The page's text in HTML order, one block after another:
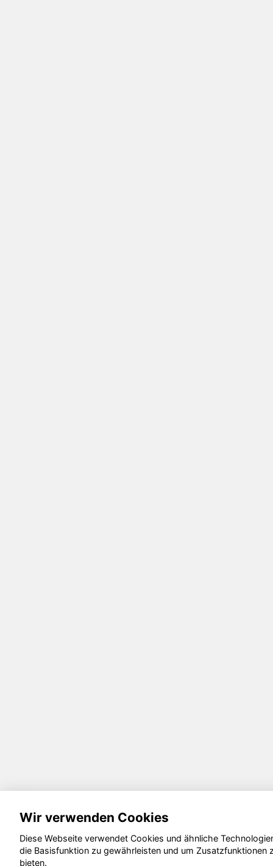
Wir verwenden Cookies
Diese Webseite verwendet Cookies und ähnliche
die Basisfunktion zu gewährleisten und um Zusatzfunktionen
bieten.